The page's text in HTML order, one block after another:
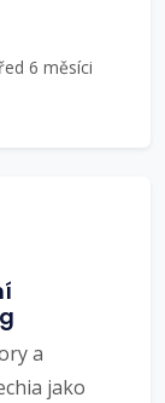
6 měsíci
a
jako